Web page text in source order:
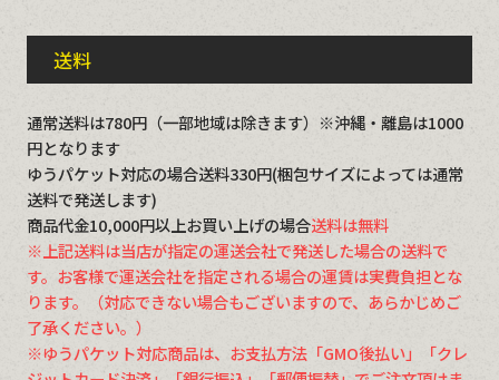
送料
通常送料は780円（一部地域は除きます）※沖縄・離島は1000
円となります
ゆうパケット対応の場合送料330円(梱包サイズによっては通常
送料で発送します)
商品代金10,000円以上お買い上げの場合送料は無料
※上記送料は当店が指定の運送会社で発送した場合の送料で
す。お客様で運送会社を指定される場合の運賃は実費負担とな
ります。（対応できない場合もございますので、あらかじめご
了承ください。）
※ゆうパケット対応商品は、お支払方法「GMO後払い」「クレ